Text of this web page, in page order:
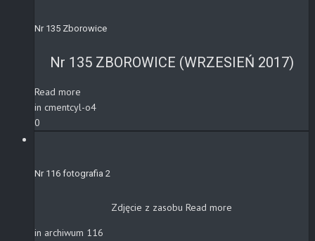
Nr 135 Zborowice
Nr 135 ZBOROWICE (WRZESIEŃ 2017)
Read more
in cmentcyl-o4
0
Nr 116 fotografia 2
Zdjęcie z zasobu Read more
in archiwum 116